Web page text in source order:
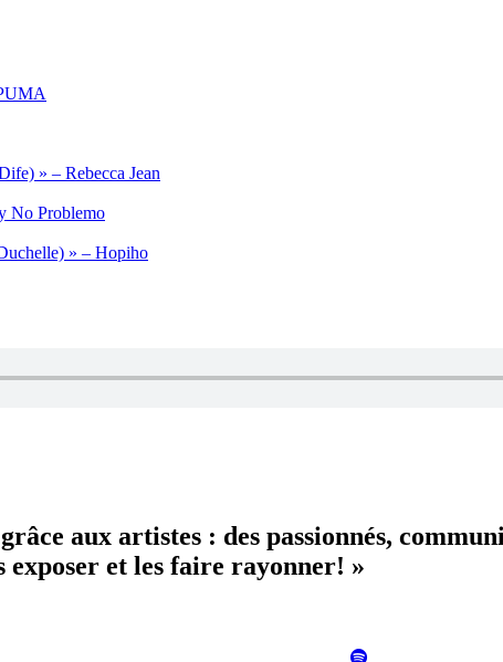
» – Rebecca Jean
No Problemo
» – Hopiho
aux artistes : des passionnés,
exposer et les faire rayonner! »